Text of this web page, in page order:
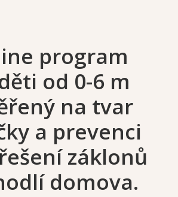
program
od 0-6 m
na tvar
a prevenci
záklonů
domova.